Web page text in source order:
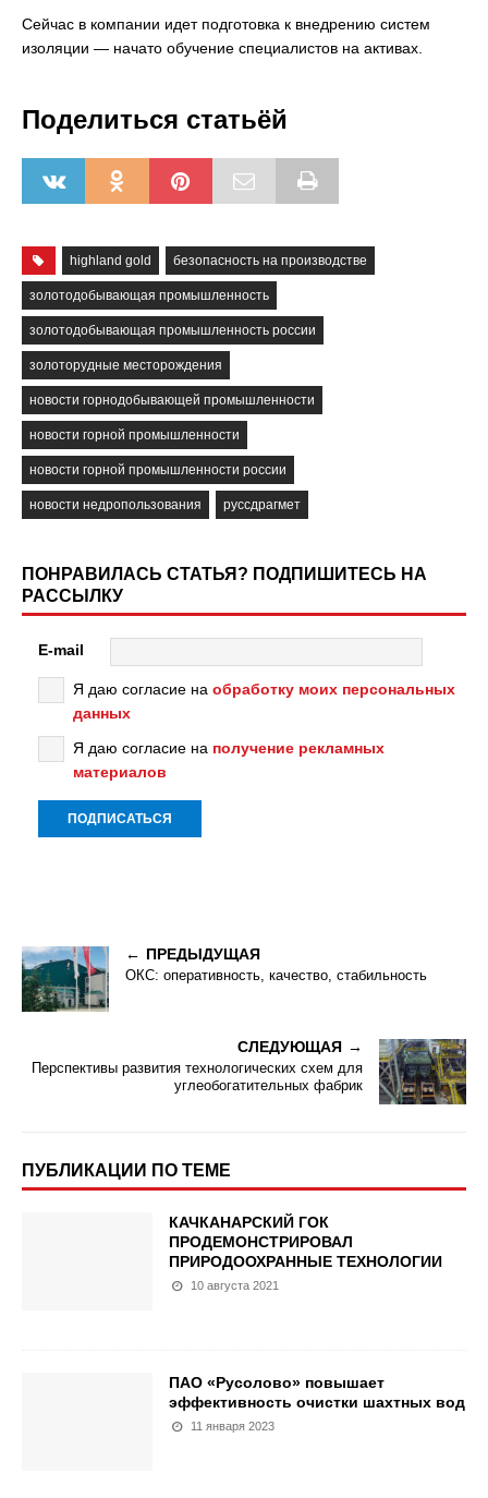
Сейчас в компании идет подготовка к внедрению систем
изоляции — начато обучение специалистов на активах.
Поделиться статьёй
highland gold безопасность на производстве
золотодобывающая промышленность
золотодобывающая промышленность россии
золоторудные месторождения
новости горнодобывающей промышленности
новости горной промышленности
новости горной промышленности россии
новости недропользования руссдрагмет
ПОНРАВИЛАСЬ СТАТЬЯ? ПОДПИШИТЕСЬ НА
РАССЫЛКУ
E-mail
Я даю согласие на обработку моих персональных
данных
Я даю согласие на получение рекламных
материалов
ПРЕДЫДУЩАЯ
ОКС: оперативность, качество, стабильность
СЛЕДУЮЩАЯ
Перспективы развития технологических схем для
углеобогатительных фабрик
ПУБЛИКАЦИИ ПО ТЕМЕ
КАЧКАНАРСКИЙ ГОК
ПРОДЕМОНСТРИРОВАЛ
ПРИРОДООХРАННЫЕ ТЕХНОЛОГИИ
10 августа 2021
ПАО «Русолово» повышает
эффективность очистки шахтных вод
11 января 2023